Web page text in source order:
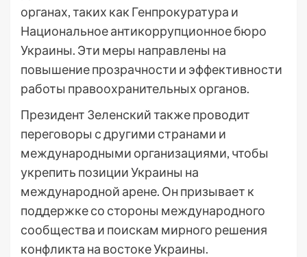
органах, таких как Генпрокуратура и
Национальное антикоррупционное бюро
Украины. Эти меры направлены на
повышение прозрачности и эффективности
работы правоохранительных органов.
Президент Зеленский также проводит
переговоры с другими странами и
международными организациями, чтобы
укрепить позиции Украины на
международной арене. Он призывает к
поддержке со стороны международного
сообщества и поискам мирного решения
конфликта на востоке Украины.